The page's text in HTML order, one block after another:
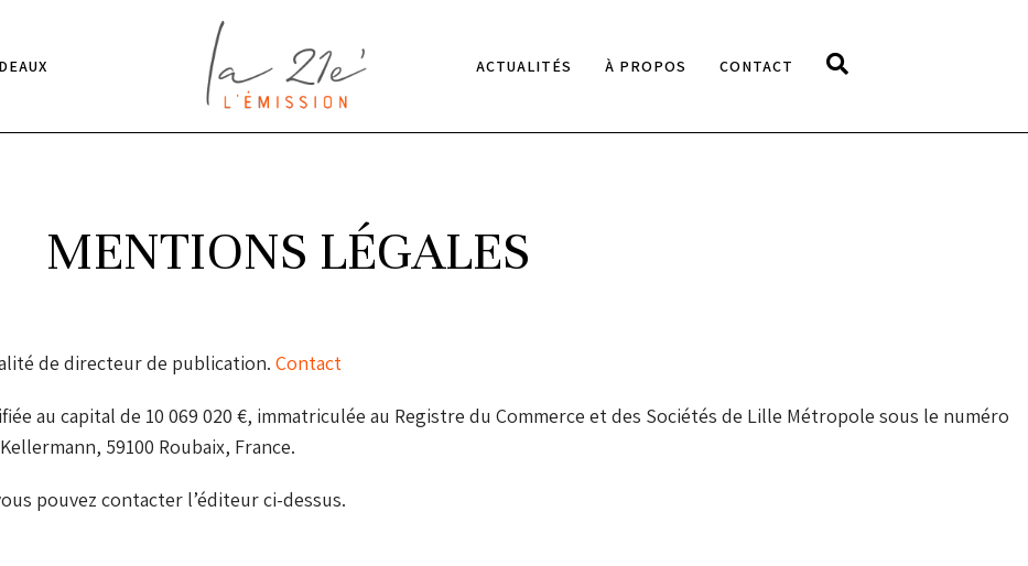
ACTUALITÉS À PROPOS CONTACT
MENTIONS LÉGALES
de directeur de publication. Contact
au capital de 10 069 020 €, immatriculée au Registre du Commerce et des Sociétés de Lille Métropole sous le numéro
59100 Roubaix, France.
pouvez contacter l’éditeur ci-dessus.